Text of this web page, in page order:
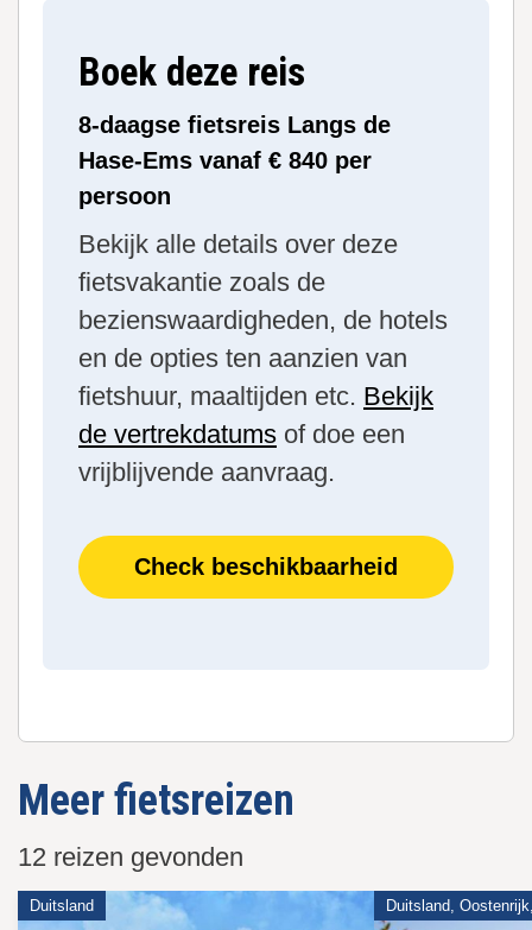
Boek deze reis
8-daagse fietsreis Langs de
Hase-Ems vanaf € 840 per
persoon
Bekijk alle details over deze
fietsvakantie zoals de
bezienswaardigheden, de hotels
en de opties ten aanzien van
fietshuur, maaltijden etc. Bekijk
de vertrekdatums of doe een
vrijblijvende aanvraag.
Check beschikbaarheid
Meer fietsreizen
12 reizen gevonden
Duitsland Duitsland,